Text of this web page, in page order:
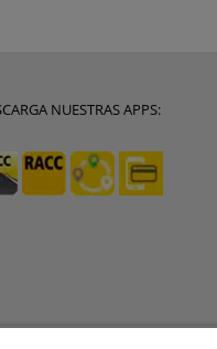
NUESTRAS APPS: